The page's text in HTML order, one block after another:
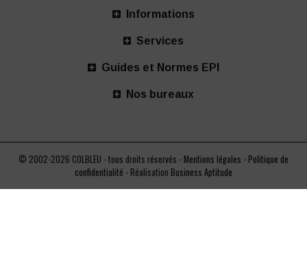
Informations
Services
Guides et Normes EPI
Nos bureaux
© 2002-2026 COLBLEU - tous droits réservés - Mentions légales - Politique de
confidentialité - Réalisation Business Aptitude